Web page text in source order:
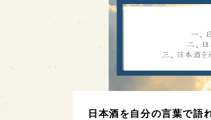
日本酒を自分の言葉で語